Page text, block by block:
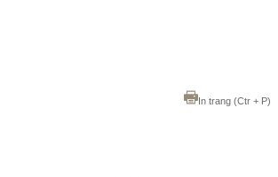
In trang (Ctr + P)